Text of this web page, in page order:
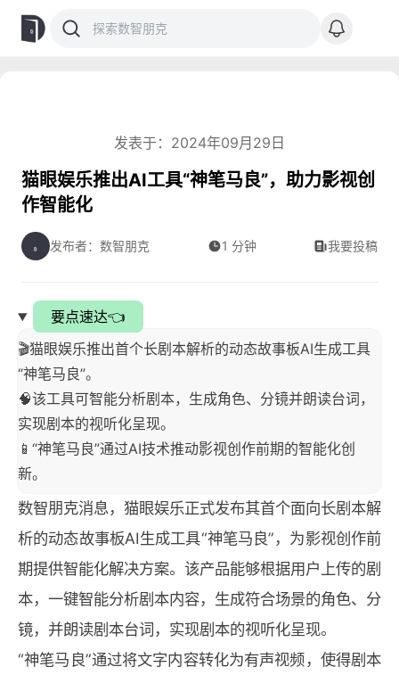
发表于：2024年09月29日
猫眼娱乐推出AI工具“神笔马良”，助力影视创
作智能化
发布者：数智朋克 1 分钟 我要投稿
要点速达👈
🎬猫眼娱乐推出首个长剧本解析的动态故事板AI生成工具
“神笔马良”。
🧠该工具可智能分析剧本，生成角色、分镜并朗读台词，
实现剧本的视听化呈现。
📱“神笔马良”通过AI技术推动影视创作前期的智能化创
新。
数智朋克消息，猫眼娱乐正式发布其首个面向长剧本解
析的动态故事板AI生成工具“神笔马良”，为影视创作前
期提供智能化解决方案。该产品能够根据用户上传的剧
本，一键智能分析剧本内容，生成符合场景的角色、分
镜，并朗读剧本台词，实现剧本的视听化呈现。
“神笔马良”通过将文字内容转化为有声视频，使得剧本